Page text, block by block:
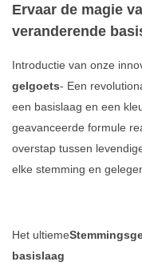
Ervaar de magie
veranderende
Introductie van onze
gelgoets- Een
een basislaag en een
geavanceerde formule
overstap tussen
elke stemming en
Het ultieme
basislaag